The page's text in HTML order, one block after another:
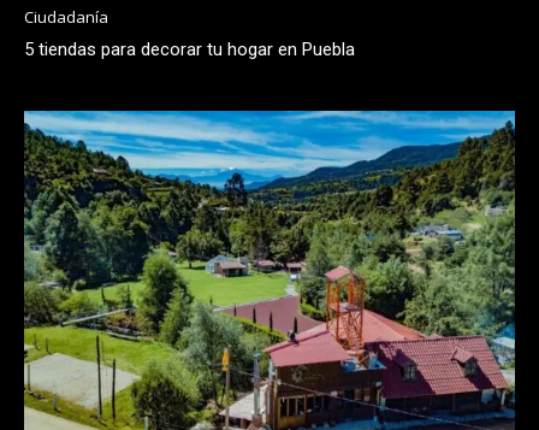
Ciudadanía
5 tiendas para decorar tu hogar en Puebla